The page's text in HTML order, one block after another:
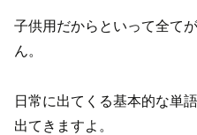
子供用だからといって全て
ん。
日常に出てくる基本的な単
出てきますよ。